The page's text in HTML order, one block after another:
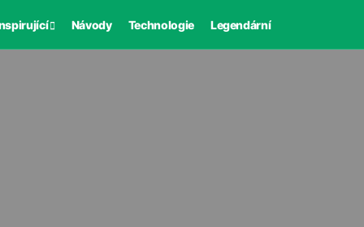
Návody Technologie Legendární